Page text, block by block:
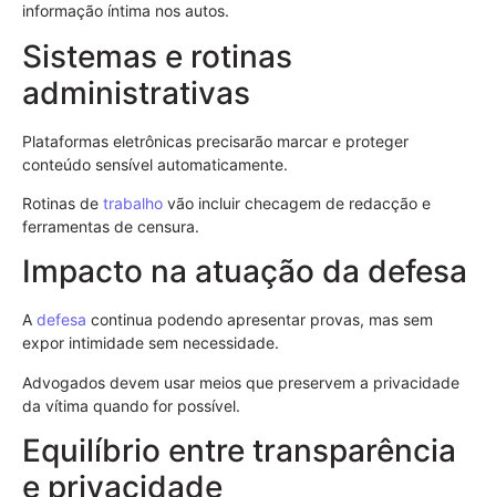
informação íntima nos autos.
Sistemas e rotinas
administrativas
Plataformas eletrônicas precisarão marcar e proteger
conteúdo sensível automaticamente.
Rotinas de trabalho vão incluir checagem de redacção e
ferramentas de censura.
Impacto na atuação da defesa
A defesa continua podendo apresentar provas, mas sem
expor intimidade sem necessidade.
Advogados devem usar meios que preservem a privacidade
da vítima quando for possível.
Equilíbrio entre transparência
e privacidade